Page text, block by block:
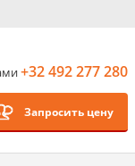
+32 492 277 280
Запросить цену